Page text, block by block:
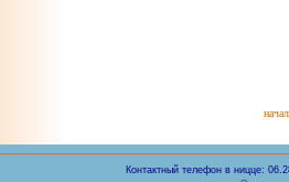
Контактный телефон в ницце: